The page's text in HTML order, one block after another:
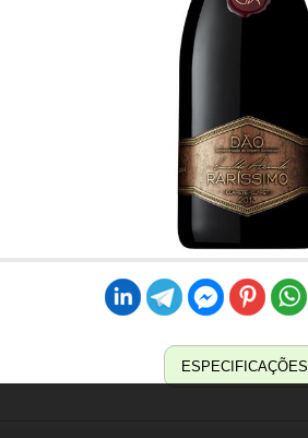
ESPECIFICAÇÕES